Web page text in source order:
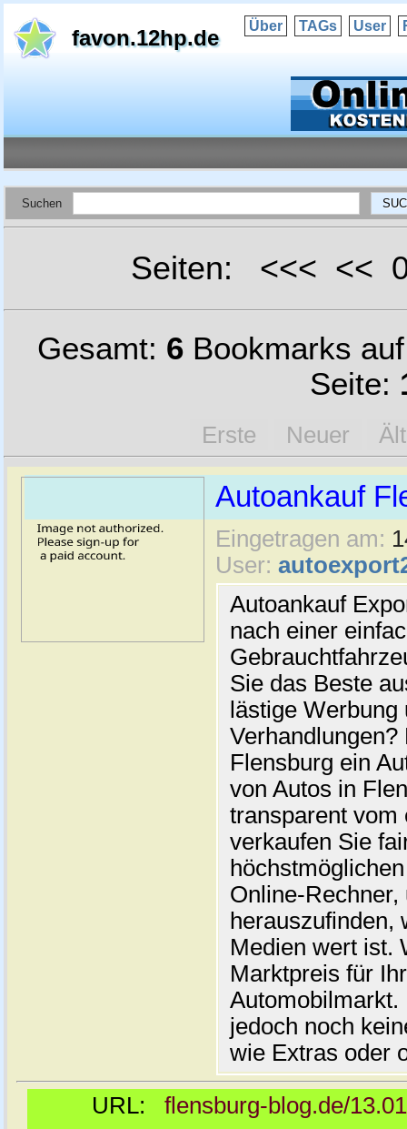
favon.12hp.de Über TAGs User
Suchen
Seiten: <<< <<
Gesamt: 6Bookmarks
Seite:
Erste Neuer
Autoankauf
Eingetragen am:
User:
Autoankauf
nach einer
Sie das Beste
lästige
Flensburg ein
von Autos in
transparent vom
verkaufen Sie
Online-
herauszufinden,
Medien wert ist.
Marktpreis für
jedoch noch
wie Extras oder
URL: flensburg-blog.de/